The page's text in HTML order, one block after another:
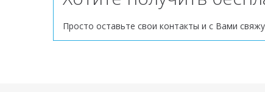
Просто оставьте свои контакты и с Вами